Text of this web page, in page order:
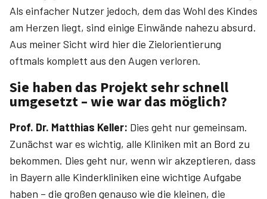
Als einfacher Nutzer jedoch, dem das Wohl des Kindes
am Herzen liegt, sind einige Einwände nahezu absurd.
Aus meiner Sicht wird hier die Zielorientierung
oftmals komplett aus den Augen verloren.
Sie haben das Projekt sehr schnell
umgesetzt – wie war das möglich?
Prof. Dr. ­Matthias ­Keller: Dies geht nur gemeinsam.
Zunächst war es wichtig, alle Kliniken mit an Bord zu
bekommen. Dies geht nur, wenn wir akzeptieren, dass
in Bayern alle Kinderkliniken eine wichtige Aufgabe
haben – die großen genauso wie die kleinen, die